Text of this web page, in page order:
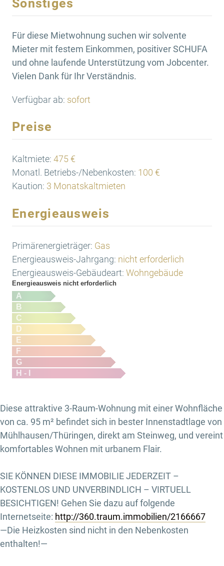
Sonstiges
Für diese Mietwohnung suchen wir solvente
Mieter mit festem Einkommen, positiver SCHUFA
und ohne laufende Unterstützung vom Jobcenter.
Vielen Dank für Ihr Verständnis.
Verfügbar ab: sofort
Preise
Kaltmiete: 475 €
Monatl. Betriebs-/Nebenkosten: 100 €
Kaution: 3 Monatskaltmieten
Energieausweis
Primärenergieträger: Gas
Energieausweis-Jahrgang: nicht erforderlich
Energieausweis-Gebäudeart: Wohngebäude
Energieausweis nicht erforderlich
A
B
C
D
E
F
G
H - I
Diese attraktive 3-Raum-Wohnung mit einer Wohnfläche
von ca. 95 m² befindet sich in bester Innenstadtlage von
Mühlhausen/Thüringen, direkt am Steinweg, und vereint
komfortables Wohnen mit urbanem Flair.
SIE KÖNNEN DIESE IMMOBILIE JEDERZEIT –
KOSTENLOS UND UNVERBINDLICH – VIRTUELL
BESICHTIGEN! Gehen Sie dazu auf folgende
Internetseite: http://360.traum.immobilien/2166667
—Die Heizkosten sind nicht in den Nebenkosten
enthalten!—